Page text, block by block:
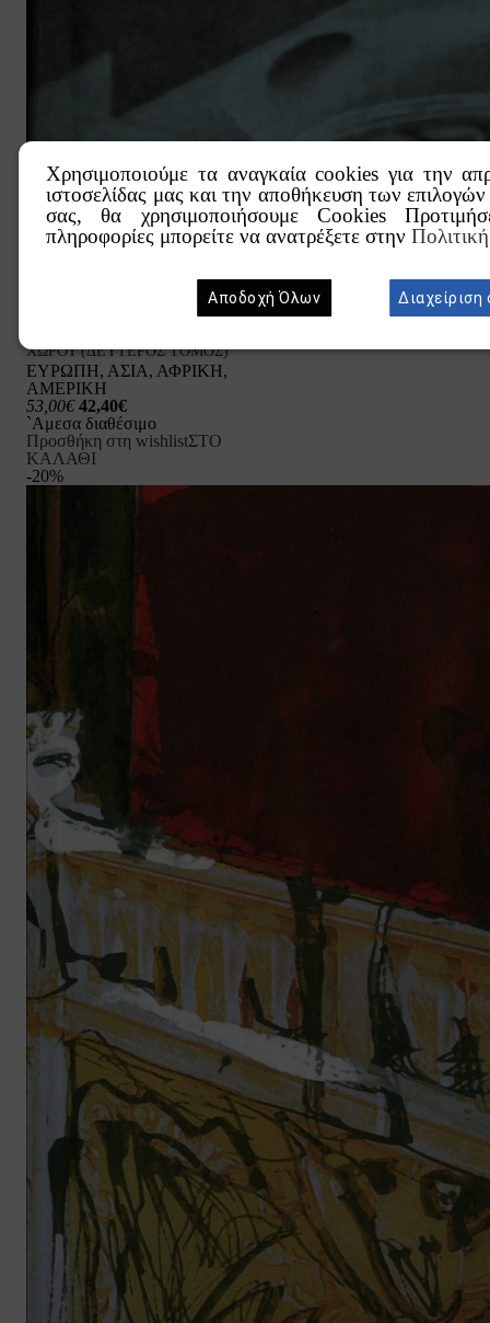
ΚΑΡΓΑΚΟΣ, ΣΑΡΑΝΤΟΣ Ι.
ΙΣΤΟΡΙΑ ΤΟΥ ΕΛΛΗΝΙΚΟΥ
ΧΩΡΟΥ (ΔΕΥΤΕΡΟΣ ΤΟΜΟΣ)
ΕΥΡΩΠΗ, ΑΣΙΑ, ΑΦΡΙΚΗ,
ΑΜΕΡΙΚΗ
53,00€ 42,40€
`Αμεσα διαθέσιμο
Προσθήκη στη wishlistΣΤΟ
ΚΑΛΑΘΙ
-20%
Χρησιμοποιούμε τα αναγκαία cookies για την
ιστοσελίδας μας και την αποθήκευση των
σας, θα χρησιμοποιήσουμε Cookies
πληροφορίες μπορείτε να ανατρέξετε στην
Αποδοχή Όλων